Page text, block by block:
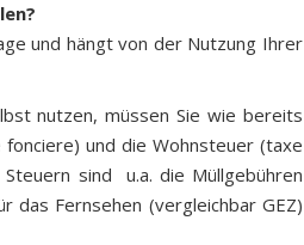
und hängt von der Nutzung Ihrer
nutzen, müssen Sie wie bereits
und die Wohnsteuer (taxe
sind u.a. die Müllgebühren
das Fernsehen (vergleichbar GEZ)